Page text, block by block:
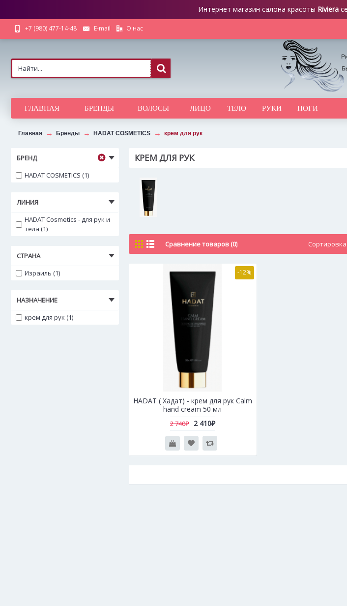
Интернет магазин салона красоты Riviera
+7 (980) 477-14-48 E-mail О нас
ГЛАВНАЯ БРЕНДЫ ВОЛОСЫ ЛИЦО ТЕЛО РУКИ НОГИ
Главная Бренды HADAT COSMETICS крем для рук
БРЕНД
HADAT COSMETICS (1)
ЛИНИЯ
HADAT Cosmetics - для рук и
тела (1)
СТРАНА
Израиль (1)
НАЗНАЧЕНИЕ
крем для рук (1)
КРЕМ ДЛЯ РУК
Сравнение товаров (0) Сортировка:
-12%
HADAT ( Хадат) - крем для рук Calm
hand cream 50 мл
2 740₽ 2 410₽